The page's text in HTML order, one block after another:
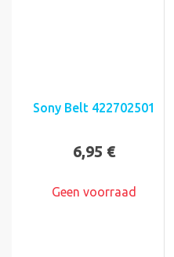
Sony Belt 422702501
6,95 €
Geen voorraad